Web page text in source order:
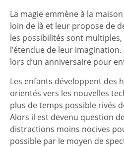
La magie emmène à la
loin de là et leur propose de
les possibilités sont
l’étendue de leur imagination.
lors d’un anniversaire pour
Les enfants développent des
orientés vers les nouvelles
plus de temps possible rivés
Alors il est devenu question
distractions moins nocives
possible par le moyen de